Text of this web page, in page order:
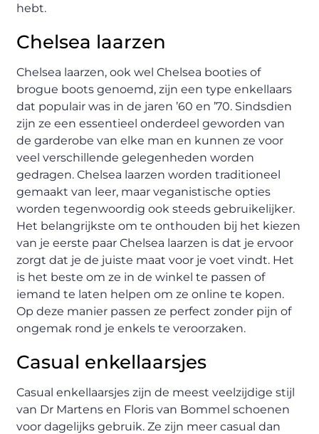
hebt.
Chelsea laarzen
Chelsea laarzen, ook wel Chelsea booties of
brogue boots genoemd, zijn een type enkellaars
dat populair was in de jaren ’60 en ’70. Sindsdien
zijn ze een essentieel onderdeel geworden van
de garderobe van elke man en kunnen ze voor
veel verschillende gelegenheden worden
gedragen. Chelsea laarzen worden traditioneel
gemaakt van leer, maar veganistische opties
worden tegenwoordig ook steeds gebruikelijker.
Het belangrijkste om te onthouden bij het kiezen
van je eerste paar Chelsea laarzen is dat je ervoor
zorgt dat je de juiste maat voor je voet vindt. Het
is het beste om ze in de winkel te passen of
iemand te laten helpen om ze online te kopen.
Op deze manier passen ze perfect zonder pijn of
ongemak rond je enkels te veroorzaken.
Casual enkellaarsjes
Casual enkellaarsjes zijn de meest veelzijdige stijl
van Dr Martens en Floris van Bommel schoenen
voor dagelijks gebruik. Ze zijn meer casual dan